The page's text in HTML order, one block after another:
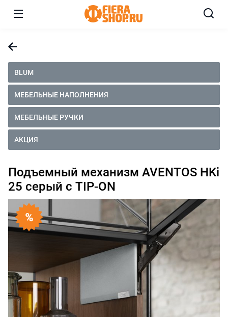
BLUM
МЕБЕЛЬНЫЕ НАПОЛНЕНИЯ
МЕБЕЛЬНЫЕ РУЧКИ
АКЦИЯ
Подъемный механизм AVENTOS HKi
25 серый с TIP-ON